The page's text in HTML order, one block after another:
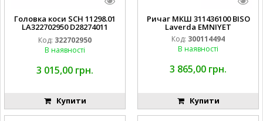
Головка коси SCH 11298.01
LA322702950 D28274011
Код: 322702950
В наявності
3 015,00 грн.
Купити
Ричаг МКШ 311436100 BISO
Laverda EMNIYET
Код: 300114494
В наявності
3 865,00 грн.
Купити